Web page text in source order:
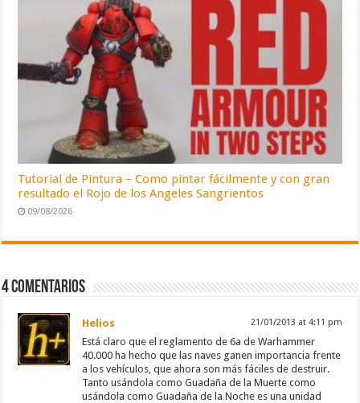
Tutorial de Pintura – Como pintar fácilmente y con gran
resultado el Rojo de los Angeles Sangrientos
09/08/2026
4 comentarios
Helios 21/01/2013 at 4:11 pm
Está claro que el reglamento de 6a de Warhammer
40.000 ha hecho que las naves ganen importancia frente
a los vehículos, que ahora son más fáciles de destruir.
Tanto usándola como Guadaña de la Muerte como
usándola como Guadaña de la Noche es una unidad